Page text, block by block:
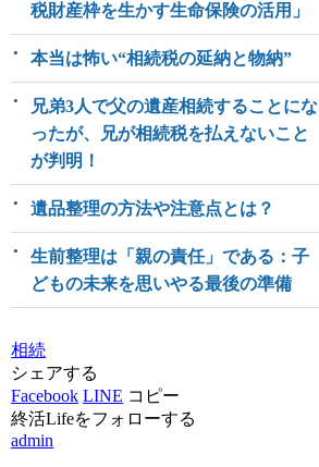
税財産枠を生かす生命保険の活用」
本当は怖い“相続税の延納と物納”
兄弟3人で父の遺産相続することにな
ったが、兄が相続税を払えないこと
が判明！
遺品整理の方法や注意点とは？
生前整理は「親の責任」である：子
どもの未来を思いやる最後の準備
相続
シェアする
Facebook LINE コピー
終活Lifeをフォローする
admin